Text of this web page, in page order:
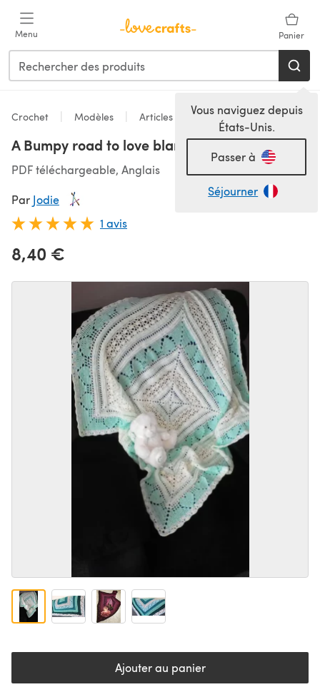
Menu Panier
Vous naviguez depuis
États-Unis.
Passer à
Séjourner
Crochet Modèles Articles pour la maison
A Bumpy road to love blanket
PDF téléchargeable, Anglais
Par Jodie
1 avis
8,40 €
Ajouter au panier